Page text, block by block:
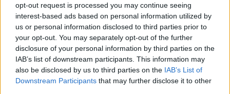
opt-out request is processed you may continue seeing
interest-based ads based on personal information utilized by
us or personal information disclosed to third parties prior to
your opt-out. You may separately opt-out of the further
disclosure of your personal information by third parties on the
IAB’s list of downstream participants. This information may
also be disclosed by us to third parties on the IAB’s List of
Downstream Participants that may further disclose it to other
kísért bemutatására törekszik. Adigitális katalógus2012 óta
érhető el, a gyűjtemény most publikált, újabb részének
feldolgozása 2016-ban kezdődött és 2018 elején vált
hozzáférhetővé. A Szépművészeti Múzeum közleménye
szerint a grafikai gyűjtemény csaknem kilencezer rajzot és
100 ezer grafikát tartalmaz a műfaj európai emlékeinek